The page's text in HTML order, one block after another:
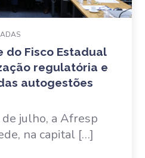
do Fisco Estadual
regulatória e
autogestões
julho, a Afresp
na capital […]